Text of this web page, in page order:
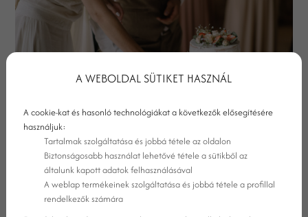
ROMANTIKUS ESKÜVŐHELYSZÍN A
BALATONNÁL
A WEBOLDAL SÜTIKET HASZNÁL
A cookie-kat és hasonló technológiákat a következők elősegítésére
használjuk:
Tartalmak szolgáltatása és jobbá tétele az oldalon
Biztonságosabb használat lehetővé tétele a sütikből az
általunk kapott adatok felhasználásával
A weblap termékeinek szolgáltatása és jobbá tétele a profillal
rendelkezők számára